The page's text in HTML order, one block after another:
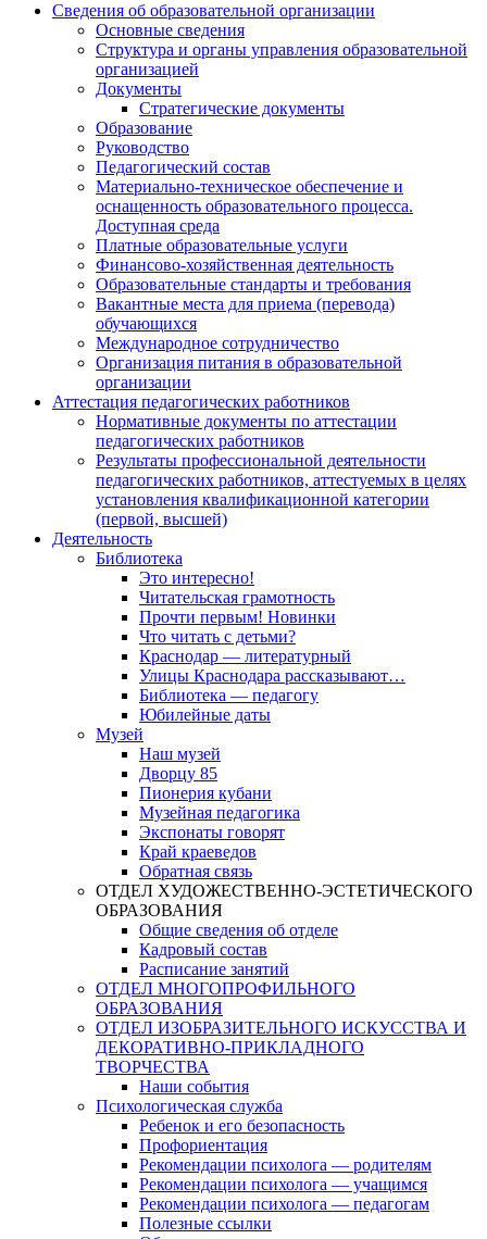
Сведения об образовательной организации
Основные сведения
Структура и органы управления образовательной
организацией
Документы
Стратегические документы
Образование
Руководство
Педагогический состав
Материально-техническое обеспечение и
оснащенность образовательного процесса.
Доступная среда
Платные образовательные услуги
Финансово-хозяйственная деятельность
Образовательные стандарты и требования
Вакантные места для приема (перевода)
обучающихся
Международное сотрудничество
Организация питания в образовательной
организации
Аттестация педагогических работников
Нормативные документы по аттестации
педагогических работников
Результаты профессиональной деятельности
педагогических работников, аттестуемых в целях
установления квалификационной категории
(первой, высшей)
Деятельность
Библиотека
Это интересно!
Читательская грамотность
Прочти первым! Новинки
Что читать с детьми?
Краснодар — литературный
Улицы Краснодара рассказывают…
Библиотека — педагогу
Юбилейные даты
Музей
Наш музей
Дворцу 85
Пионерия кубани
Музейная педагогика
Экспонаты говорят
Край краеведов
Обратная связь
ОТДЕЛ ХУДОЖЕСТВЕННО-ЭСТЕТИЧЕСКОГО
ОБРАЗОВАНИЯ
Общие сведения об отделе
Кадровый состав
Расписание занятий
ОТДЕЛ МНОГОПРОФИЛЬНОГО
ОБРАЗОВАНИЯ
ОТДЕЛ ИЗОБРАЗИТЕЛЬНОГО ИСКУССТВА И
ДЕКОРАТИВНО-ПРИКЛАДНОГО
ТВОРЧЕСТВА
Наши события
Психологическая служба
Ребенок и его безопасность
Профориентация
Рекомендации психолога — родителям
Рекомендации психолога — учащимся
Рекомендации психолога — педагогам
Полезные ссылки